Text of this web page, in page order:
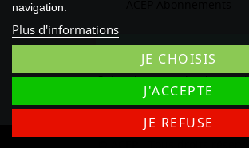
Rétractation
Suivre le statut de
navigation.
Plus d'informations
JE CHOISIS
JE REFUSE
J'ACCEPTE